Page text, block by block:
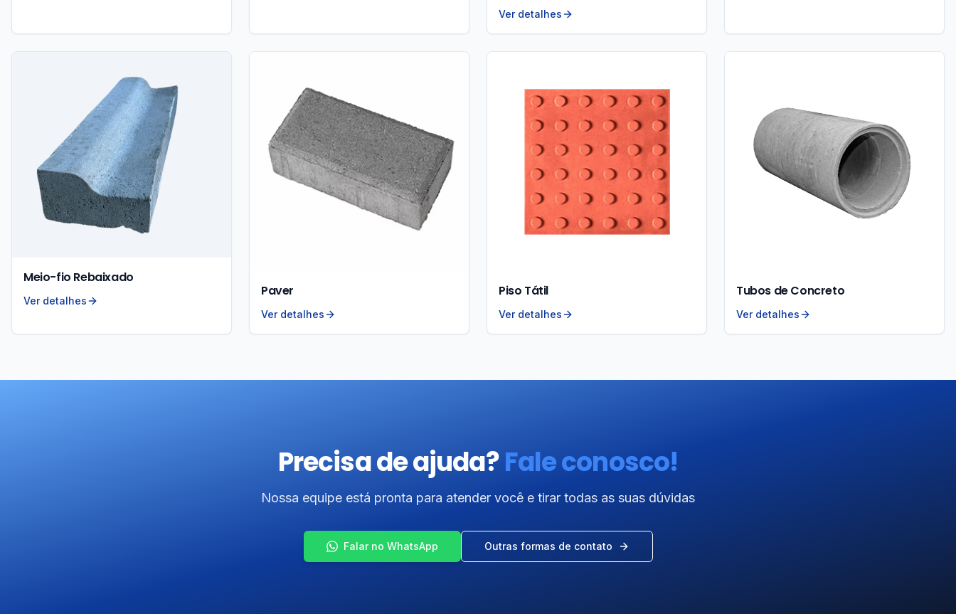
Ver detalhes
Meio-fio Rebaixado
Ver detalhes
Paver
Ver detalhes
Piso Tátil
Ver detalhes
Tubos de Concreto
Ver detalhes
Precisa de ajuda?Fale conosco!
Nossa equipe está pronta para atender você e tirar todas as suas dúvidas
Falar no WhatsApp Outras formas de contato